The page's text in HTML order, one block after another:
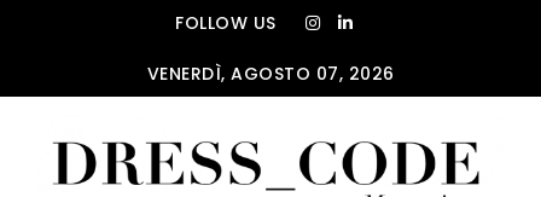
FOLLOW US
VENERDÌ, AGOSTO 07, 2026